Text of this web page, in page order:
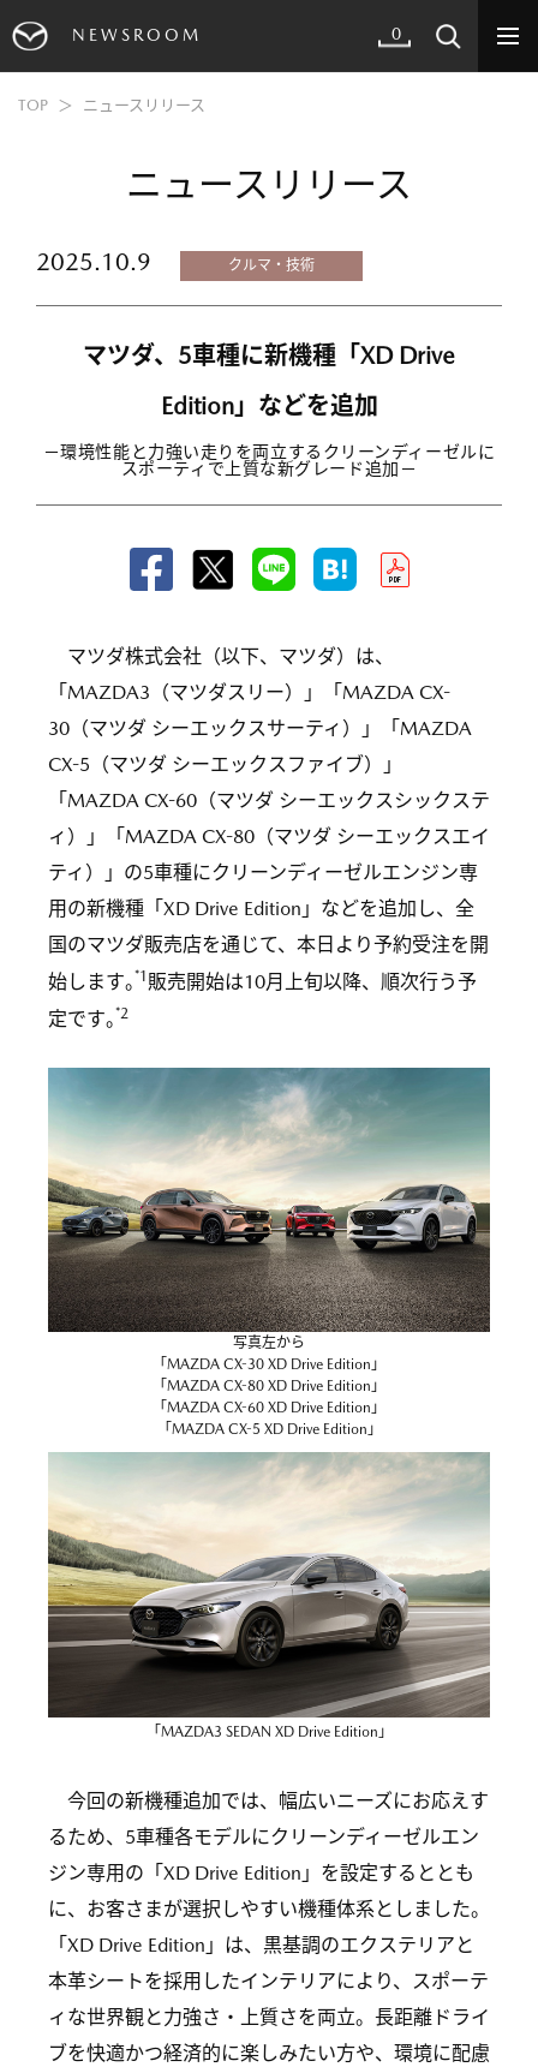
NEWSROOM 0
TOP ニュースリリース
ニュースリリース
2025.10.9 クルマ・技術
マツダ、5車種に新機種「XD Drive
Edition」などを追加
－環境性能と力強い走りを両立するクリーンディーゼルに
スポーティで上質な新グレード追加－
マツダ株式会社（以下、マツダ）は、
「MAZDA3（マツダスリー）」「MAZDA CX-
30（マツダ シーエックスサーティ）」「MAZDA
CX-5（マツダ シーエックスファイブ）」
「MAZDA CX-60（マツダ シーエックスシックステ
ィ）」「MAZDA CX-80（マツダ シーエックスエイ
ティ）」の5車種にクリーンディーゼルエンジン専
用の新機種「XD Drive Edition」などを追加し、全
国のマツダ販売店を通じて、本日より予約受注を開
始します。*1 販売開始は10月上旬以降、順次行う予
定です。*2
写真左から
「MAZDA CX-30 XD Drive Edition」
「MAZDA CX-80 XD Drive Edition」
「MAZDA CX-60 XD Drive Edition」
「MAZDA CX-5 XD Drive Edition」
「MAZDA3 SEDAN XD Drive Edition」
今回の新機種追加では、幅広いニーズにお応えす
るため、5車種各モデルにクリーンディーゼルエン
ジン専用の「XD Drive Edition」を設定するととも
に、お客さまが選択しやすい機種体系としました。
「XD Drive Edition」は、黒基調のエクステリアと
本革シートを採用したインテリアにより、スポーテ
ィな世界観と力強さ・上質さを両立。長距離ドライ
ブを快適かつ経済的に楽しみたい方や、環境に配慮